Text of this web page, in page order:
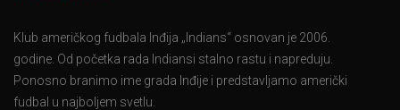
Klub američkog fudbala Inđija „Indians“ osnovan je 2006.
godine. Od početka rada Indiansi stalno rastu i napreduju.
Ponosno branimo ime grada Inđije i predstavljamo američki
fudbal u najboljem svetlu.